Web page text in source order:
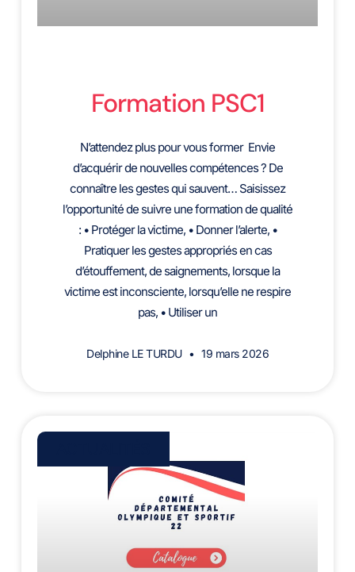
Formation PSC1
N’attendez plus pour vous former Envie
d’acquérir de nouvelles compétences ? De
connaître les gestes qui sauvent… Saisissez
l’opportunité de suivre une formation de qualité
: • Protéger la victime, • Donner l’alerte, •
Pratiquer les gestes appropriés en cas
d’étouffement, de saignements, lorsque la
victime est inconsciente, lorsqu’elle ne respire
pas, • Utiliser un
Delphine LE TURDU 19 mars 2026